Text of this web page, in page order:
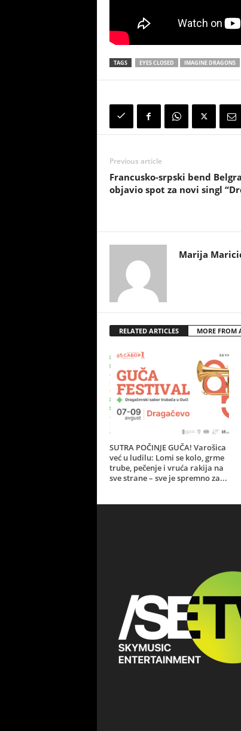
TAGS EYES CLOSED IMAGINE DRAGONS
Previous article
Francusko-srpski bend
objavio spot za novi singl
Marija
RELATED ARTICLES MORE FROM
SUTRA POČINJE GUČA! Varošica
već u ludilu: Lomi se kolo, grme
trube, pečenje i vruća rakija na
sve strane – sve je spremno za...